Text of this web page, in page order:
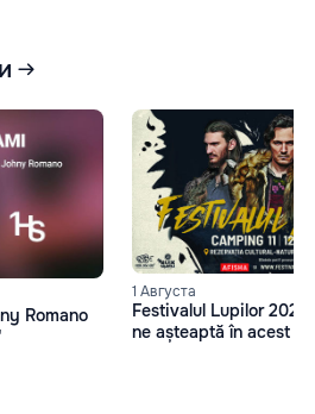
Romano
1 Августа
Festivalul Lupilor
ne așteaptă în acest